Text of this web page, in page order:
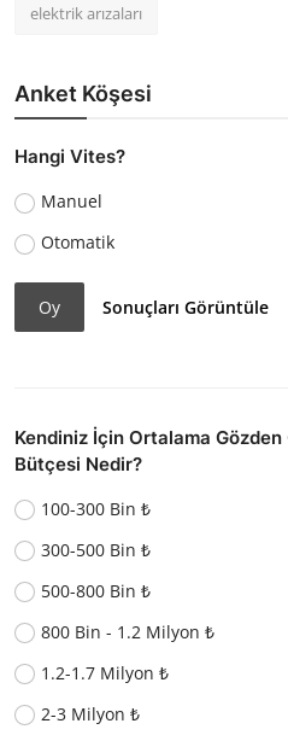
elektrik arızaları
Anket Köşesi
Hangi Vites?
Manuel
Otomatik
Oy Sonuçları Görüntüle
Kendiniz İçin Ortalama
Bütçesi Nedir?
100-300 Bin ₺
300-500 Bin ₺
500-800 Bin ₺
800 Bin - 1.2 Milyon ₺
1.2-1.7 Milyon ₺
2-3 Milyon ₺